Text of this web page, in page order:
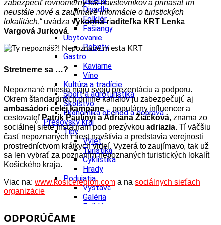
Divadlo
Folklór
Fašiangy
Ubytovanie
Pobyty
Gastro
Kaviarne
Víno
Kultúra a tradície
Šport a agroturistika
Školstvo
Ekonomika obchod a doprava
Prešovský kraj
Tipy
Výlet
Turistika
Cyklistika
Hrady
Podujatia
Výstava
Galéria
Folklór
Ubytovanie
zabezpečiť rovnomerný tok návštevníkov a prinášať im
neustále nové a zaujímavé informácie o turistických
lokalitách,“ uvádza výkonná riaditeľka KRT Lenka
Vargová Jurková.
Stretneme sa …?
Nepoznané miesta majú svoju prezentáciu a podporu.
Okrem štandardných online kanálov ju zabezpečujú aj
ambasádori celej kampane – populárny influencer a
cestovateľ Patrik Paulínyi a Adriana Žiačková, známa zo
sociálnej siete Instagram pod prezývkou adriazia. Tí väčšiu
časť nepoznaných miest navštívia a predstavia verejnosti
prostredníctvom krátkych videí. Vyzerá to zaujímavo, tak už
sa len vybrať za poznaním nepoznaných turistických lokalít
Košického kraja.
Viac na: www.kosiceregion.com a na sociálnych sieťach
organizácie
ODPORÚČAME